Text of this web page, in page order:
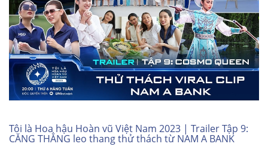
Tôi là Hoa hậu Hoàn vũ Việt Nam 2023 | Trailer Tập 9:
CĂNG THẲNG leo thang thử thách từ NAM A BANK